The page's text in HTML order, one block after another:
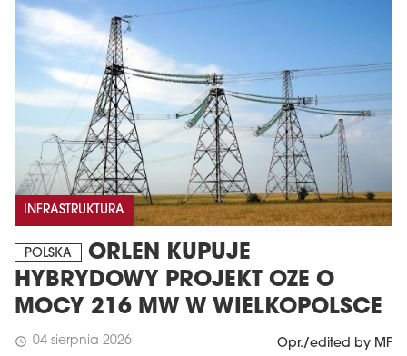
INFRASTRUKTURA
POLSKA
ORLEN KUPUJE
HYBRYDOWY PROJEKT OZE O
MOCY 216 MW W WIELKOPOLSCE
schedule 04 sierpnia 2026 Opr./edited by MF